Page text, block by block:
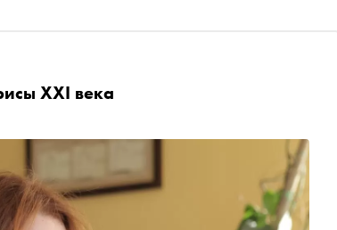
XXI века